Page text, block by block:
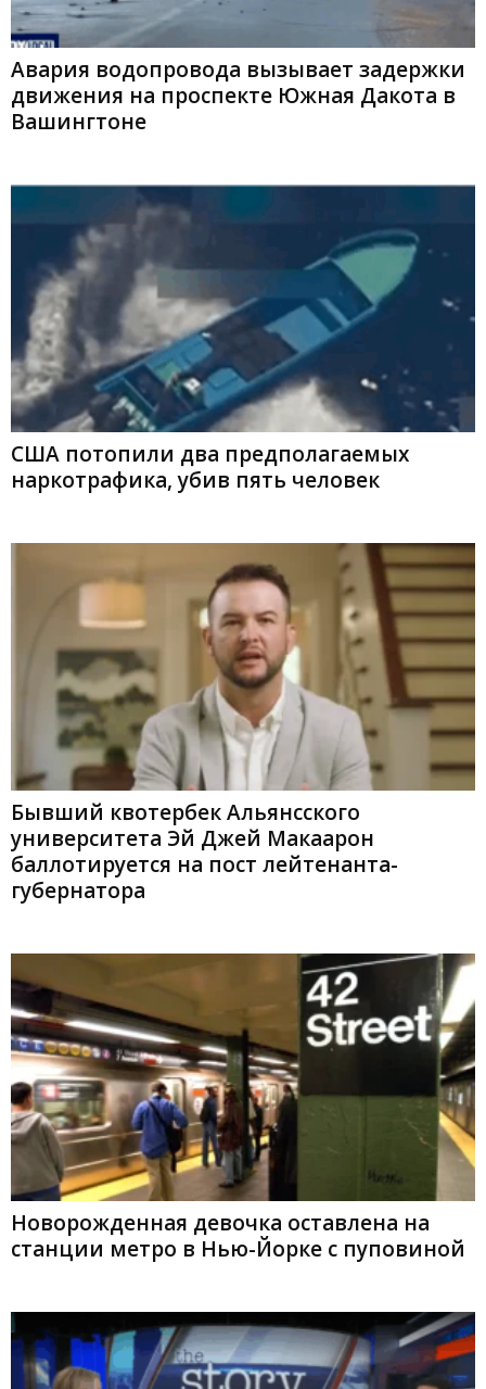
Авария водопровода вызывает задержки
движения на проспекте Южная Дакота в
Вашингтоне
США потопили два предполагаемых
наркотрафика, убив пять человек
Бывший квотербек Альянсского
университета Эй Джей Макаарон
баллотируется на пост лейтенанта-
губернатора
Новорожденная девочка оставлена на
станции метро в Нью-Йорке с пуповиной